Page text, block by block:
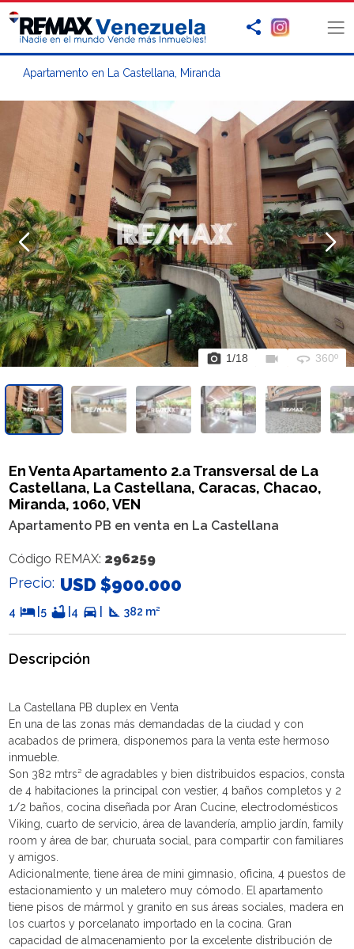
Apartamento en La Castellana, Miranda
photo_camera 1/18 videocam 360 360º
En Venta Apartamento 2.a Transversal de La
Castellana, La Castellana, Caracas, Chacao,
Miranda, 1060, VEN
Apartamento PB en venta en La Castellana
Código REMAX: 296259
Precio: USD $900.000
4 hotel 5 bathtub 4 directions_car square_foot 382 m²
Descripción
La Castellana PB duplex en Venta
En una de las zonas más demandadas de la ciudad y con
acabados de primera, disponemos para la venta este hermoso
inmueble.
Son 382 mtrs² de agradables y bien distribuidos espacios, consta
de 4 habitaciones la principal con vestier, 4 baños completos y 2
1/2 baños, cocina diseñada por Aran Cucine, electrodomésticos
Viking, cuarto de servicio, área de lavandería, amplio jardín, family
room y área de bar, churuata social, para compartir con familiares
y amigos.
Adicionalmente, tiene área de mini gimnasio, oficina, 4 puestos de
estacionamiento y un maletero muy cómodo. El apartamento
tiene pisos de mármol y granito en sus áreas sociales, madera en
los cuartos y porcelanato importado en la cocina. Gran
capacidad de almacenamiento por la excelente distribución de